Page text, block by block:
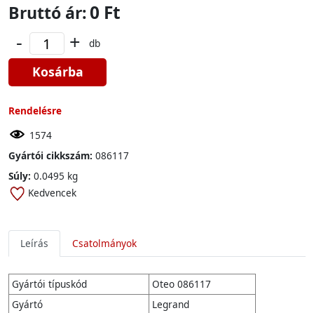
Bruttó ár:0 Ft
- + db
Kosárba
Rendelésre
1574
Gyártói cikkszám: 086117
Súly: 0.0495 kg
Kedvencek
Leírás Csatolmányok
Gyártói típuskód
Oteo 086117
Gyártó
Legrand